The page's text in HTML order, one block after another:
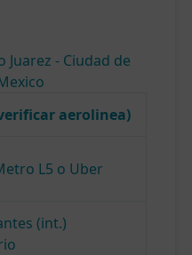
- Ciudad de
aerolinea)
L5 o Uber
(int.)